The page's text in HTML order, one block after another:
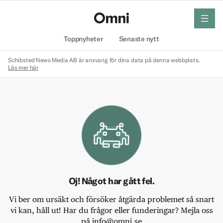
Toppnyheter Senaste nytt
meny
Schibsted News Media AB är ansvarig för dina data på denna webbplats.
Läs mer här
Oj! Något har gått fel.
Vi ber om ursäkt och försöker åtgärda problemet så snart
vi kan, håll ut! Har du frågor eller funderingar? Mejla oss